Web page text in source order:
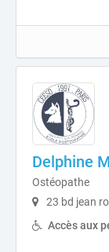
Delphine
Ostéopathe
23 bd jean
Accès aux